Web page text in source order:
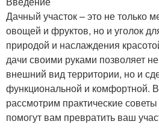
Дачный участок – это не только
овощей и фруктов, но и уголок
природой и наслаждения
дачи своими руками позволяет
внешний вид территории, но и
функциональной и комфортной.
рассмотрим практические
помогут вам превратить ваш